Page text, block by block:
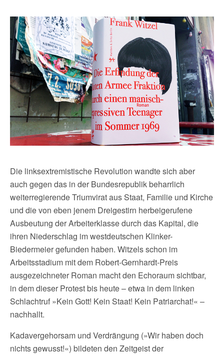
Die linksextremistische Revolution wandte sich aber
auch gegen das in der Bundesrepublik beharrlich
weiterregierende Triumvirat aus Staat, Familie und Kirche
und die von eben jenem Dreigestirn herbeigerufene
Ausbeutung der Arbeiterklasse durch das Kapital, die
ihren Niederschlag im westdeutschen Klinker-
Biedermeier gefunden haben. Witzels schon im
Arbeitsstadium mit dem Robert-Gernhardt-Preis
ausgezeichneter Roman macht den Echoraum sichtbar,
in dem dieser Protest bis heute – etwa in dem linken
Schlachtruf »Kein Gott! Kein Staat! Kein Patriarchat!« –
nachhallt.
Kadavergehorsam und Verdrängung (»Wir haben doch
nichts gewusst!«) bildeten den Zeitgeist der